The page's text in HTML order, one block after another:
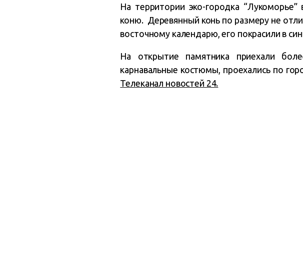
На территории эко-городка
коню. Деревянный конь по размеру не
восточному календарю, его покрасили в
На открытие памятника приехали
карнавальные костюмы, проехались по
Телеканал новостей 24.